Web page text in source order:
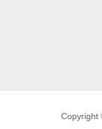
Copyright